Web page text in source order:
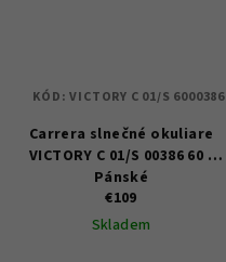
Carrera slnečné okuliare
VICTORY C 01/S 00386 60 -
Pánské
€109
Skladem
KÓD:VICTORY C 01/S 6000386